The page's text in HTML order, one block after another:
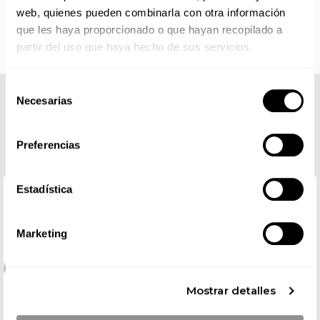
web, quienes pueden combinarla con otra información
que les haya proporcionado o que hayan recopilado a
partir del uso que haya hecho de sus servicios.
Necesarias
Preferencias
Estadística
Marketing
Mostrar detalles
partir de septiembre.